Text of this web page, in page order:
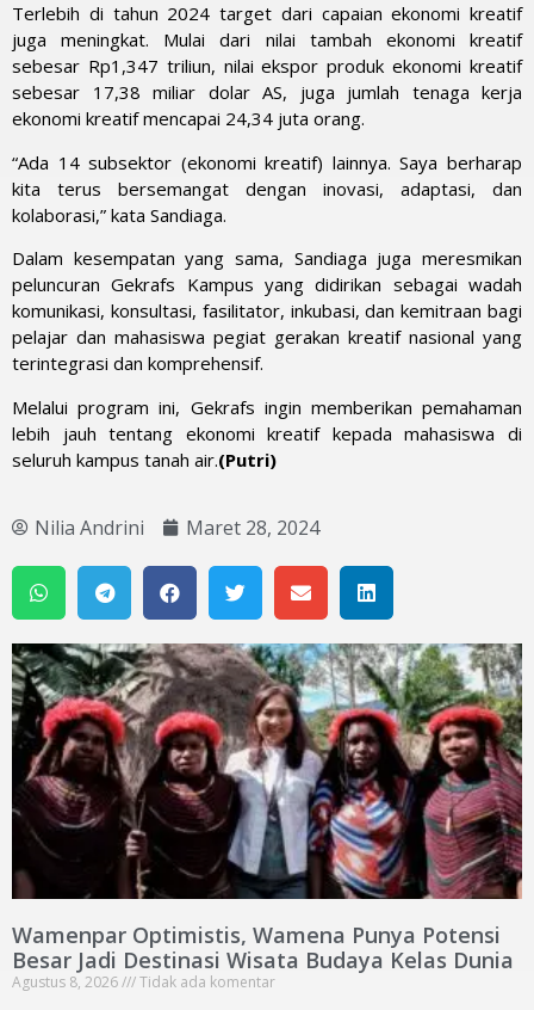
Terlebih di tahun 2024 target dari capaian ekonomi kreatif
juga meningkat. Mulai dari nilai tambah ekonomi kreatif
sebesar Rp1,347 triliun, nilai ekspor produk ekonomi kreatif
sebesar 17,38 miliar dolar AS, juga jumlah tenaga kerja
ekonomi kreatif mencapai 24,34 juta orang.
“Ada 14 subsektor (ekonomi kreatif) lainnya. Saya berharap
kita terus bersemangat dengan inovasi, adaptasi, dan
kolaborasi,” kata Sandiaga.
Dalam kesempatan yang sama, Sandiaga juga meresmikan
peluncuran Gekrafs Kampus yang didirikan sebagai wadah
komunikasi, konsultasi, fasilitator, inkubasi, dan kemitraan bagi
pelajar dan mahasiswa pegiat gerakan kreatif nasional yang
terintegrasi dan komprehensif.
Melalui program ini, Gekrafs ingin memberikan pemahaman
lebih jauh tentang ekonomi kreatif kepada mahasiswa di
seluruh kampus tanah air.(Putri)
Nilia Andrini Maret 28, 2024
Wamenpar Optimistis, Wamena Punya Potensi
Besar Jadi Destinasi Wisata Budaya Kelas Dunia
Agustus 8, 2026
Tidak ada komentar